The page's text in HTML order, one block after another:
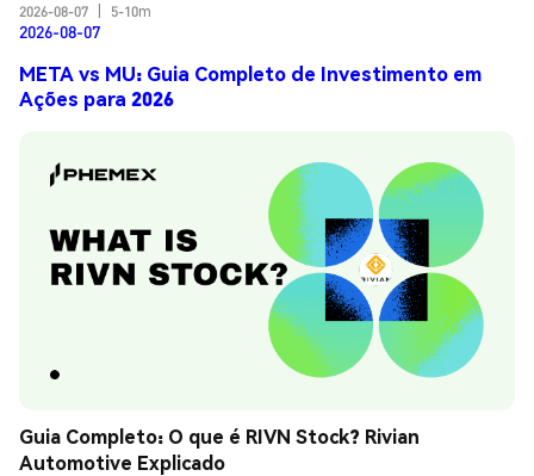
2026-08-07
5-10m
2026-08-07
META vs MU: Guia Completo de Investimento em
Ações para 2026
Guia Completo: O que é RIVN Stock? Rivian
Automotive Explicado